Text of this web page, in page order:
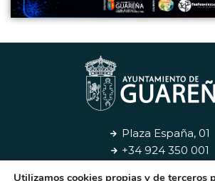
Plaza España, 01
+34 924 350 001
Utilizamos cookies propias y de terceros